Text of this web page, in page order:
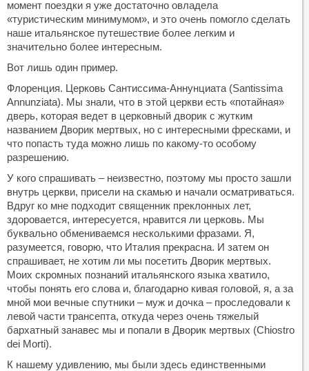
момент поездки я уже достаточно овладела
«туристическим минимумом», и это очень помогло сделать
наше итальянское путешествие более легким и
значительно более интересным.
Вот лишь один пример.
Флоренция. Церковь Сантиссима-Аннунциата (Santissima
Annunziata). Мы знали, что в этой церкви есть «потайная»
дверь, которая ведет в церковный дворик с жутким
названием Дворик мертвых, но с интересными фресками, и
что попасть туда можно лишь по какому-то особому
разрешению.
У кого спрашивать – неизвестно, поэтому мы просто зашли
внутрь церкви, присели на скамью и начали осматриваться.
Вдруг ко мне подходит священник преклонных лет,
здоровается, интересуется, нравится ли церковь. Мы
буквально обмениваемся несколькими фразами. Я,
разумеется, говорю, что Италия прекрасна. И затем он
спрашивает, не хотим ли мы посетить Дворик мертвых.
Моих скромных познаний итальянского языка хватило,
чтобы понять его слова и, благодарно кивая головой, я, а за
мной мои вечные спутники – муж и дочка – проследовали к
левой части трансепта, откуда через очень тяжелый
бархатный занавес мы и попали в Дворик мертвых (Chiostro
dei Morti).
К нашему удивлению, мы были здесь единственными